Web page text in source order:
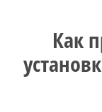
Как